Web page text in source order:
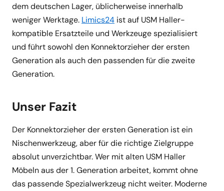
dem deutschen Lager, üblicherweise innerhalb
weniger Werktage. Limics24 ist auf USM Haller-
kompatible Ersatzteile und Werkzeuge spezialisiert
und führt sowohl den Konnektorzieher der ersten
Generation als auch den passenden für die zweite
Generation.
Unser Fazit
Der Konnektorzieher der ersten Generation ist ein
Nischenwerkzeug, aber für die richtige Zielgruppe
absolut unverzichtbar. Wer mit alten USM Haller
Möbeln aus der 1. Generation arbeitet, kommt ohne
das passende Spezialwerkzeug nicht weiter. Moderne